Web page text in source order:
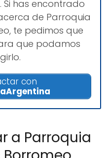
has encontrado
de Parroquia
te pedimos que
que podamos
con
a Parroquia